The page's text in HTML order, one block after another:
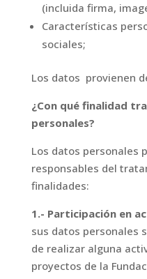
(incluida firma,
Características
sociales;
Los datos provienen
¿Con qué finalidad
personales?
Los datos personales
responsables del
finalidades:
1.- Participación en
sus datos personales
de realizar alguna
proyectos de la